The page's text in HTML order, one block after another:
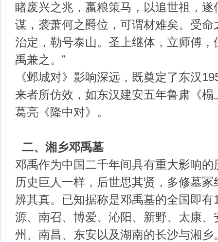
睹废兴之兆，嬴粮策马，以追世祖，
谋，袭萧何之爵位，可谓材难矣。受
治定，勒号泰山。圣上继体，立师傅
禹兼之。”
《邺城对》影响深远，既奠定了东汉
来者所仿效，如东汉建安五年鲁肃《
葛亮《隆中对》。
二、湘乡邓禹墓
邓禹作为中国二千年间具有重大影响
历史巨人一样，后世思其贤，多修墓
辨其真。已知据称是邓禹墓的全国即
源、南召、博爱、沁阳、新野、太康
州、南昌、东安以及湖南的长沙与湘乡